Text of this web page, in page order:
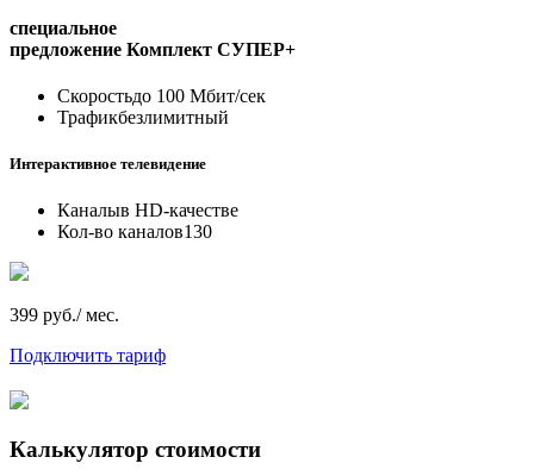
специальное
предложение Комплект СУПЕР+
Скоростьдо 100 Мбит/сек
Трафикбезлимитный
Интерактивное телевидение
Каналыв HD-качестве
Кол-во каналов130
399 руб./ мес.
Подключить тариф
Калькулятор стоимости